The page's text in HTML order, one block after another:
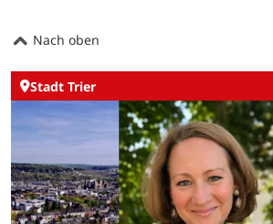
Nach oben
Stadt Trier